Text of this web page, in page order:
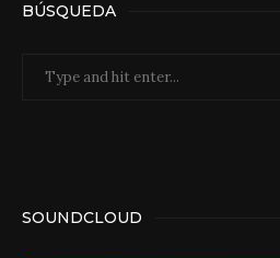
BÚSQUEDA
SOUNDCLOUD